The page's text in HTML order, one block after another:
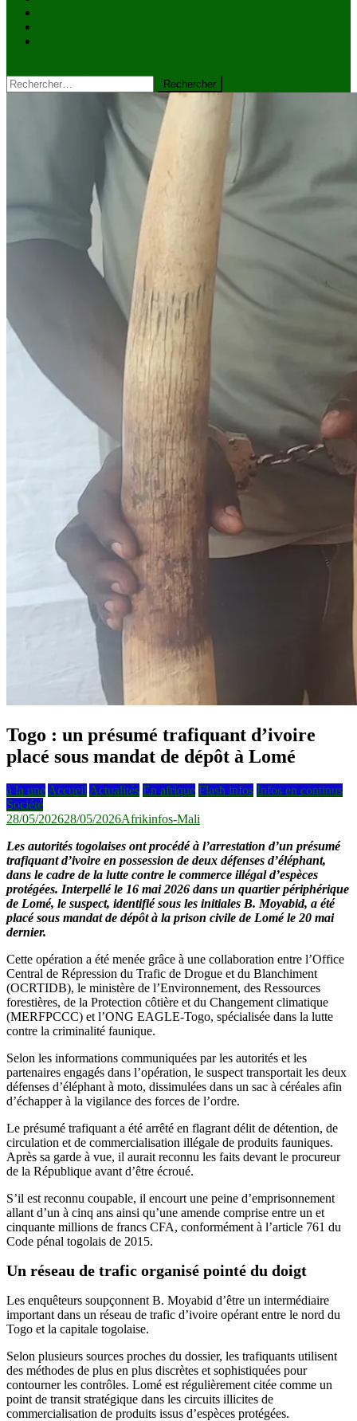
Rechercher :
Togo : un présumé trafiquant d’ivoire
placé sous mandat de dépôt à Lomé
à la une Accueil Actualités En afrique Flash infos Infos en continus
Société
28/05/202628/05/2026Afrikinfos-Mali
Les autorités togolaises ont procédé à l’arrestation d’un présumé
trafiquant d’ivoire en possession de deux défenses d’éléphant,
dans le cadre de la lutte contre le commerce illégal d’espèces
protégées. Interpellé le 16 mai 2026 dans un quartier périphérique
de Lomé, le suspect, identifié sous les initiales B. Moyabid, a été
placé sous mandat de dépôt à la prison civile de Lomé le 20 mai
dernier.
Cette opération a été menée grâce à une collaboration entre l’Office
Central de Répression du Trafic de Drogue et du Blanchiment
(OCRTIDB), le ministère de l’Environnement, des Ressources
forestières, de la Protection côtière et du Changement climatique
(MERFPCCC) et l’ONG EAGLE-Togo, spécialisée dans la lutte
contre la criminalité faunique.
Selon les informations communiquées par les autorités et les
partenaires engagés dans l’opération, le suspect transportait les deux
défenses d’éléphant à moto, dissimulées dans un sac à céréales afin
d’échapper à la vigilance des forces de l’ordre.
Le présumé trafiquant a été arrêté en flagrant délit de détention, de
circulation et de commercialisation illégale de produits fauniques.
Après sa garde à vue, il aurait reconnu les faits devant le procureur
de la République avant d’être écroué.
S’il est reconnu coupable, il encourt une peine d’emprisonnement
allant d’un à cinq ans ainsi qu’une amende comprise entre un et
cinquante millions de francs CFA, conformément à l’article 761 du
Code pénal togolais de 2015.
Un réseau de trafic organisé pointé du doigt
Les enquêteurs soupçonnent B. Moyabid d’être un intermédiaire
important dans un réseau de trafic d’ivoire opérant entre le nord du
Togo et la capitale togolaise.
Selon plusieurs sources proches du dossier, les trafiquants utilisent
des méthodes de plus en plus discrètes et sophistiquées pour
contourner les contrôles. Lomé est régulièrement citée comme un
point de transit stratégique dans les circuits illicites de
commercialisation de produits issus d’espèces protégées.